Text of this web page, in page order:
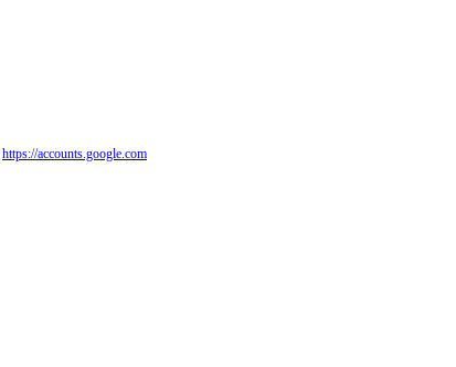
https://accounts.google.com